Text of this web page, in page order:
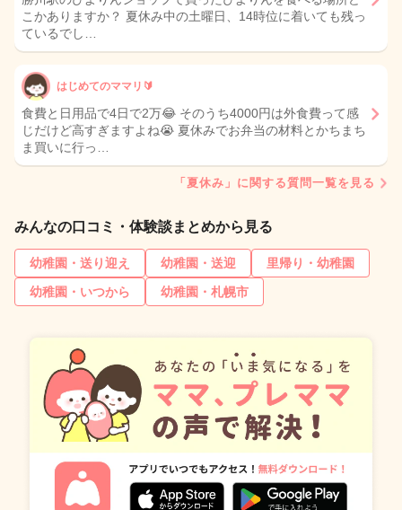
こかありますか？ 夏休み中の土曜日、14時位に着いても残っ
ているでし…
はじめてのママリ🔰
食費と日用品で4日で2万😂 そのうち4000円は外食費って感
じだけど高すぎますよね😭 夏休みでお弁当の材料とかちまち
ま買いに行っ…
「夏休み」に関する質問一覧を見る
みんなの口コミ・体験談まとめから見る
幼稚園・送り迎え 幼稚園・送迎
里帰り・幼稚園
幼稚園・いつから
幼稚園・札幌市